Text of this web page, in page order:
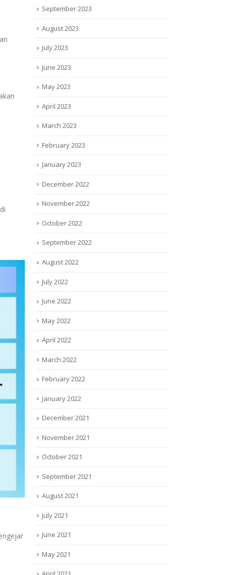
September 2023
August 2023
July 2023
June 2023
May 2023
April 2023
March 2023
February 2023
January 2023
December 2022
November 2022
October 2022
September 2022
August 2022
July 2022
June 2022
May 2022
April 2022
March 2022
February 2022
January 2022
December 2021
November 2021
October 2021
September 2021
August 2021
July 2021
June 2021
May 2021